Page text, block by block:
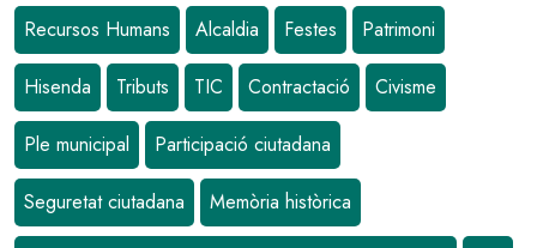
Recursos Humans Alcaldia Festes Patrimoni
Hisenda Tributs TIC Contractació Civisme
Ple municipal Participació ciutadana
Seguretat ciutadana Memòria històrica